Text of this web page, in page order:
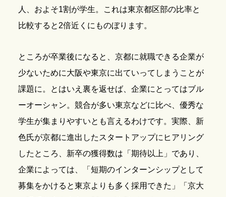
人、およそ1割が学生。これは東京都区部の比率と
比較すると2倍近くにものぼります。
ところが卒業後になると、京都に就職できる企業が
少ないために大阪や東京に出ていってしまうことが
課題に。とはいえ裏を返せば、企業にとってはブル
ーオーシャン。競合が多い東京などに比べ、優秀な
学生が集まりやすいとも言えるわけです。実際、新
色氏が京都に進出したスタートアップにヒアリング
したところ、新卒の獲得数は「期待以上」であり、
企業によっては、「短期のインターンシップとして
募集をかけると東京よりも多く採用できた」「京大